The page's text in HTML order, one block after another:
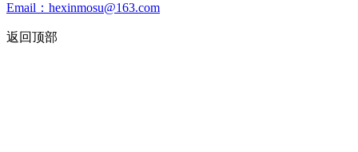
Email：hexinmosu@163.com
返回顶部